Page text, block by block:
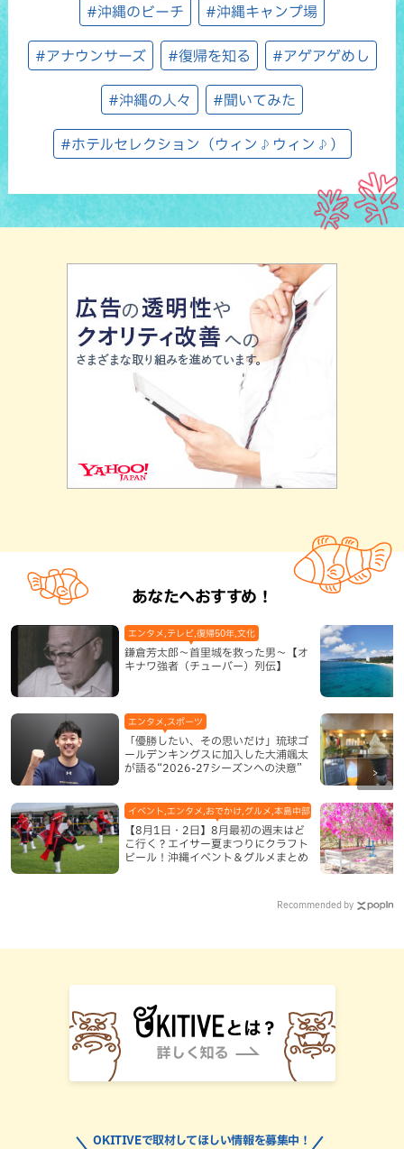
#沖縄のビーチ #沖縄キャンプ場
#アナウンサーズ #復帰を知る #アゲアゲめし
#沖縄の人々 #聞いてみた
#ホテルセレクション（ウィン♪ウィン♪）
あなたへおすすめ！
鎌倉芳太郎～首里城を救った男～【オ
キナワ強者（チューバー）列伝】
エンタメ,テレビ,復帰50年,文化
「優勝したい、その思いだけ」琉球ゴ
ールデンキングスに加入した大浦颯太
が語る“2026-27シーズンへの決意”
エンタメ,スポーツ
【8月1日・2日】8月最初の週末はど
こ行く？エイサー夏まつりにクラフト
ビール！沖縄イベント＆グルメまとめ
イベント,エンタメ,おでかけ,グルメ,本島中部,本島北部,本島南部
Recommended by
OKITIVEで取材してほしい情報を募集中！